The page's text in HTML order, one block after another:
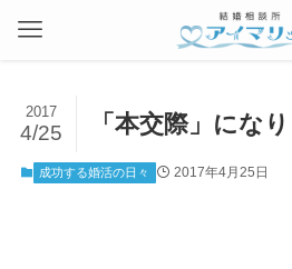
「本交際」にな
2017
4/25
成功する婚活の日々 2017年4月25日